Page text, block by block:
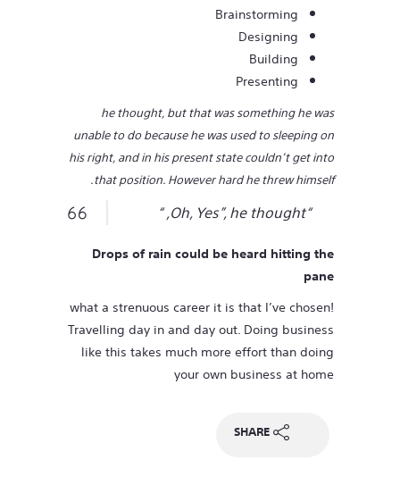
Brainstorming
Designing
Building
Presenting
he thought, but that was something he was
unable to do because he was used to sleeping on
his right, and in his present state couldn’t get into
that position. However hard he threw himself.
“Oh, Yes”, he thought, “
Drops of rain could be heard hitting the
pane
what a strenuous career it is that I’ve chosen!
Travelling day in and day out. Doing business
like this takes much more effort than doing
your own business at home
SHARE